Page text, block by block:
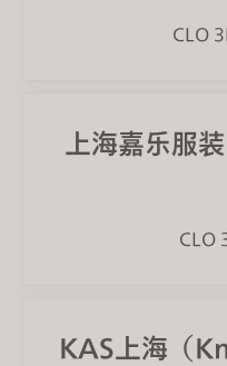
CLO
上海嘉乐服
CLO
KAS上海（